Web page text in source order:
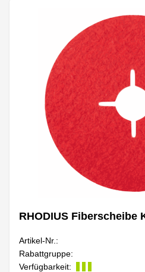
RHODIUS Fiberscheibe
Artikel-Nr.:
Rabattgruppe:
Verfügbarkeit: